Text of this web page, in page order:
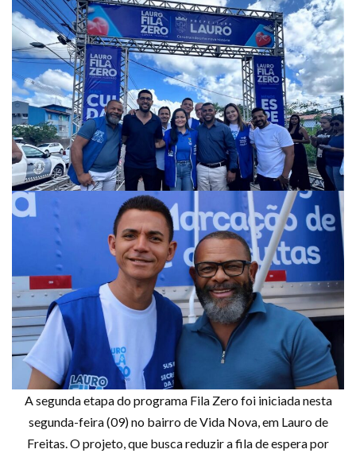
A segunda etapa do programa Fila Zero foi iniciada nesta
segunda-feira (09) no bairro de Vida Nova, em Lauro de
Freitas. O projeto, que busca reduzir a fila de espera por